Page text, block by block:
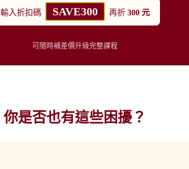
輸入折扣碼 SAVE300 再折 300 元
可隨時補差價升級完整課程
你是否也有這些困擾？